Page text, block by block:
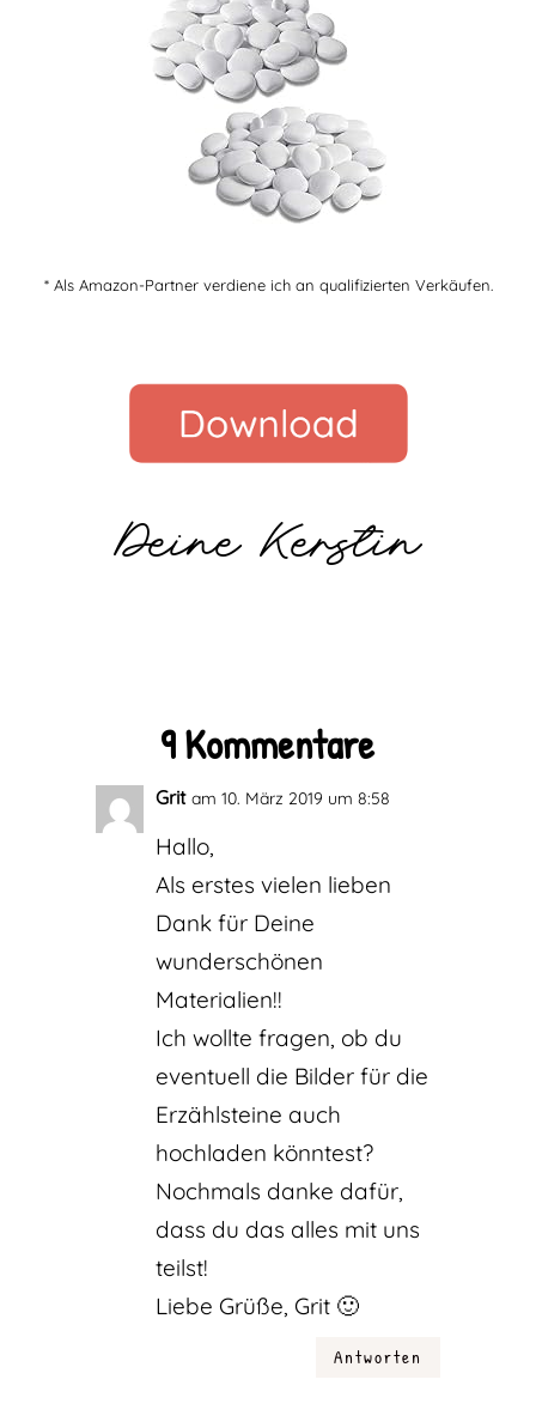
* Als Amazon-Partner verdiene ich an qualifizierten Verkäufen.
Deine Kerstin
9 Kommentare
Grit am 10. März 2019 um 8:58
Hallo,
Als erstes vielen lieben
Dank für Deine
wunderschönen
Materialien!!
Ich wollte fragen, ob du
eventuell die Bilder für die
Erzählsteine auch
hochladen könntest?
Nochmals danke dafür,
dass du das alles mit uns
teilst!
Liebe Grüße, Grit 🙂
Antworten